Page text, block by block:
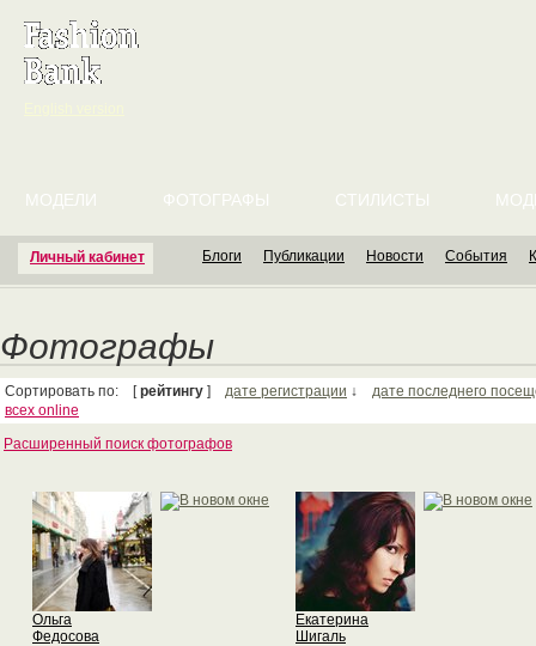
Личный кабинет
МОДЕЛИ ФОТОГРАФЫ СТИЛИСТЫ
Блоги Публикации Новости События
Фотографы
Сортировать по: [рейтингу ] дате регистрации ↓ дате последнего
всех online
Расширенный поиск фотографов
Ольга
Федосова
Екатерина
Шигаль